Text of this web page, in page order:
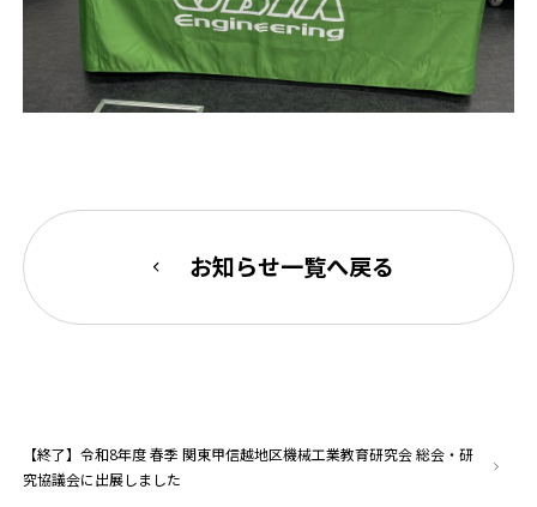
お知らせ一覧へ戻る
【終了】令和8年度 春季 関東甲信越地区機械工業教育研究会 総会・研
究協議会に出展しました